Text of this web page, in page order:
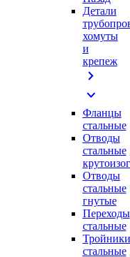
Детали
хомуты
и
крепеж
chevron_right
expand_more
Фланцы
стальные
Отводы
стальные
Отводы
стальные
гнутые
Переходы
стальные
Тройники
стальные